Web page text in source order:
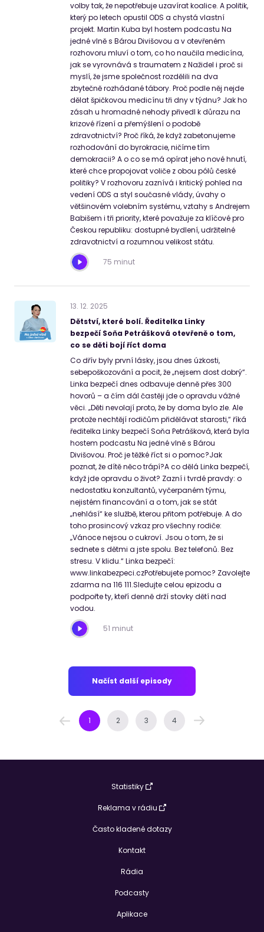
volby tak, že nepotřebuje uzavírat koalice. A politik,
který po letech opustil ODS a chystá vlastní
projekt. Martin Kuba byl hostem podcastu Na
jedné vlně s Bárou Divišovou a v otevřeném
rozhovoru mluví o tom, co ho naučila medicína,
jak se vyrovnává s traumatem z Nažidel i proč si
myslí, že jsme společnost rozdělili na dva
zbytečně rozhádané tábory. Proč podle něj nejde
dělat špičkovou medicínu tři dny v týdnu? Jak ho
zásah u hromadné nehody přivedl k důrazu na
krizové řízení a přemýšlení o podobě
zdravotnictví? Proč říká, že když zabetonujeme
rozhodování do byrokracie, ničíme tím
demokracii? A o co se má opírat jeho nové hnutí,
které chce propojovat voliče z obou pólů české
politiky? V rozhovoru zaznívá i kritický pohled na
vedení ODS a styl současné vlády, úvahy o
většinovém volebním systému, vztahy s Andrejem
Babišem i tři priority, které považuje za klíčové pro
Českou republiku: dostupné bydlení, udržitelné
zdravotnictví a rozumnou velikost státu.
75 minut
13. 12. 2025
Dětství, které bolí. Ředitelka Linky
bezpečí Soňa Petrášková otevřeně o tom,
co se děti bojí říct doma
Co dřív byly první lásky, jsou dnes úzkosti,
sebepoškozování a pocit, že „nejsem dost dobrý“.
Linka bezpečí dnes odbavuje denně přes 300
hovorů – a čím dál častěji jde o opravdu vážné
věci. „Děti nevolají proto, že by doma bylo zle. Ale
protože nechtějí rodičům přidělávat starosti,“ říká
ředitelka Linky bezpečí Soňa Petrášková, která byla
hostem podcastu Na jedné vlně s Bárou
Divišovou. Proč je těžké říct si o pomoc?Jak
poznat, že dítě něco trápí?A co dělá Linka bezpečí,
když jde opravdu o život? Zazní i tvrdé pravdy: o
nedostatku konzultantů, vyčerpaném týmu,
nejistém financování a o tom, jak se stát
„nehlásí“ ke službě, kterou přitom potřebuje. A do
toho prosincový vzkaz pro všechny rodiče:
„Vánoce nejsou o cukroví. Jsou o tom, že si
sednete s dětmi a jste spolu. Bez telefonů. Bez
stresu. V klidu.“ Linka bezpečí:
www.linkabezpeci.czPotřebujete pomoc? Zavolejte
zdarma na 116 111.Sledujte celou epizodu a
podpořte ty, kteří denně drží stovky dětí nad
vodou.
51 minut
Načíst další episody
1 2 3 4
Statistiky
Reklama v rádiu
Často kladené dotazy
Kontakt
Rádia
Podcasty
Aplikace